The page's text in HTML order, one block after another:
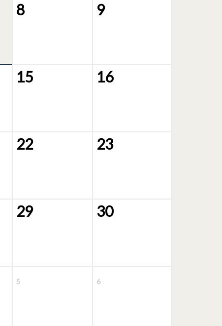
8 9
15 16
22 23
29 30
5 6